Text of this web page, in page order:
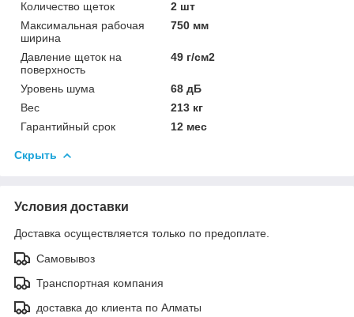
Количество щеток
2 шт
Максимальная рабочая
ширина
750 мм
Давление щеток на
поверхность
49 г/см2
Уровень шума
68 дБ
Вес
213 кг
Гарантийный срок
12 мес
Скрыть
Условия доставки
Доставка осуществляется только по предоплате.
Самовывоз
Транспортная компания
доставка до клиента по Алматы